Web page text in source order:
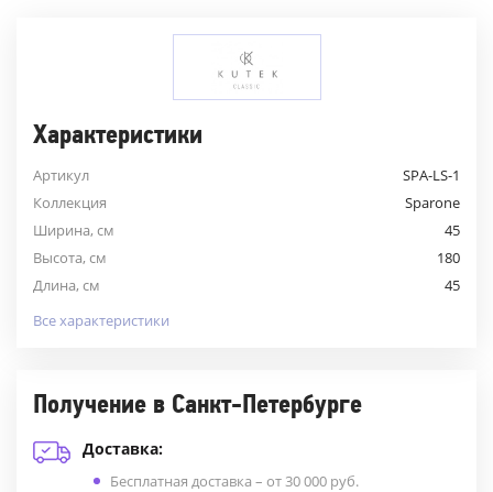
Характеристики
Артикул
SPA-LS-1
Коллекция
Sparone
Ширина, см
45
Высота, см
180
Длина, см
45
Все характеристики
Получение в Санкт-Петербурге
Доставка:
Бесплатная доставка – от 30 000 руб.